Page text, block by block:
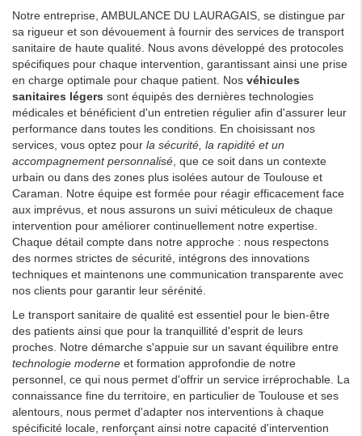
Notre entreprise, AMBULANCE DU LAURAGAIS, se distingue par
sa rigueur et son dévouement à fournir des services de transport
sanitaire de haute qualité. Nous avons développé des protocoles
spécifiques pour chaque intervention, garantissant ainsi une prise
en charge optimale pour chaque patient. Nos véhicules
sanitaires légers sont équipés des dernières technologies
médicales et bénéficient d'un entretien régulier afin d'assurer leur
performance dans toutes les conditions. En choisissant nos
services, vous optez pour la sécurité, la rapidité et un
accompagnement personnalisé , que ce soit dans un contexte
urbain ou dans des zones plus isolées autour de Toulouse et
Caraman. Notre équipe est formée pour réagir efficacement face
aux imprévus, et nous assurons un suivi méticuleux de chaque
intervention pour améliorer continuellement notre expertise.
Chaque détail compte dans notre approche : nous respectons
des normes strictes de sécurité, intégrons des innovations
techniques et maintenons une communication transparente avec
nos clients pour garantir leur sérénité.
Le transport sanitaire de qualité est essentiel pour le bien-être
des patients ainsi que pour la tranquillité d'esprit de leurs
proches. Notre démarche s'appuie sur un savant équilibre entre
technologie moderne et formation approfondie de notre
personnel, ce qui nous permet d'offrir un service irréprochable. La
connaissance fine du territoire, en particulier de Toulouse et ses
alentours, nous permet d'adapter nos interventions à chaque
spécificité locale, renforçant ainsi notre capacité d'intervention